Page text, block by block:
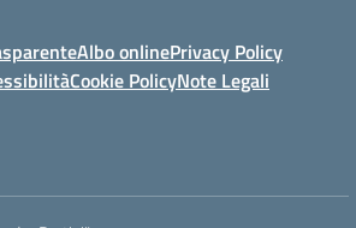
Albo onlinePrivacy Policy
Cookie PolicyNote Legali